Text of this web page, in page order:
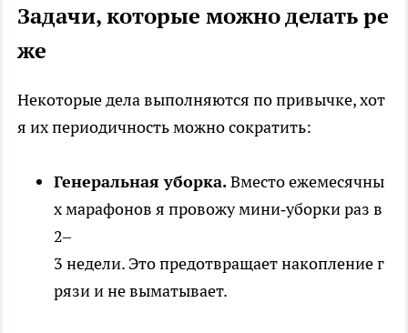
Задачи, которые можно делать ре
же
Некоторые дела выполняются по привычке, хот
я их периодичность можно сократить:
Генеральная уборка.Вместо ежемесячны
х марафонов я провожу мини‑уборки раз в
2–
3 недели. Это предотвращает накопление г
рязи и не выматывает.